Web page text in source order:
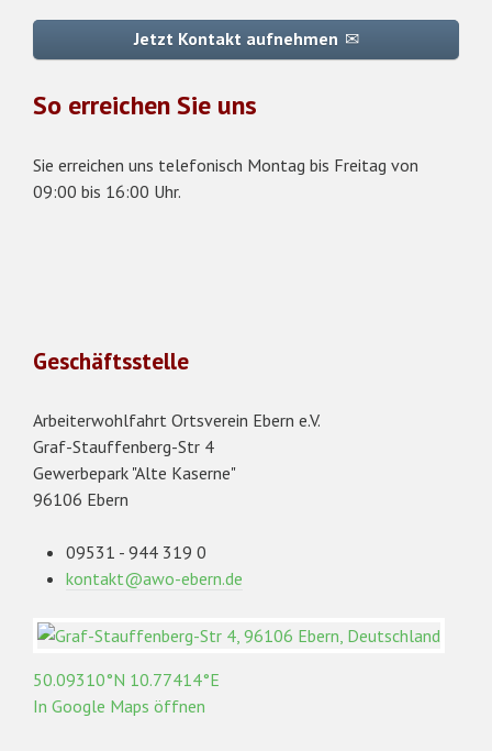
Jetzt Kontakt aufnehmen
So erreichen Sie uns
Sie erreichen uns telefonisch Montag bis Freitag von
09:00 bis 16:00 Uhr.
Geschäftsstelle
Arbeiterwohlfahrt Ortsverein Ebern e.V.
Graf-Stauffenberg-Str 4
Gewerbepark "Alte Kaserne"
96106 Ebern
09531 - 944 319 0
kontakt@awo-ebern.de
50.09310°N 10.77414°E
In Google Maps öffnen